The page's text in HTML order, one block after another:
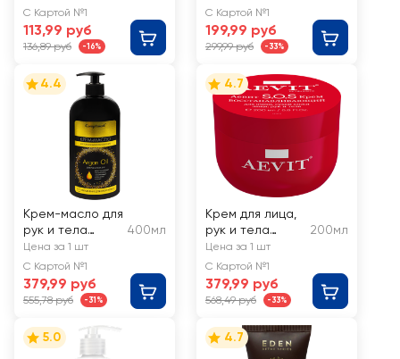
С Картой №1
113,99 руб
136,89 руб -16%
Мультивитаминна
я защита и уход
С Картой №1
199,99 руб
299,99 руб -33%
4.4
Крем-масло для
рук и тела
COMPLIMENT
Argan Oil 5в1
400мл
Цена за 1 шт
С Картой №1
379,99 руб
555,78 руб -31%
4.7
Крем для лица,
рук и тела
LIBREDERM Aevit
SOS
восстанавлива
ющий, для очень
сухой кожи
200мл
Цена за 1 шт
С Картой №1
379,99 руб
568,49 руб -33%
5.0 4.7